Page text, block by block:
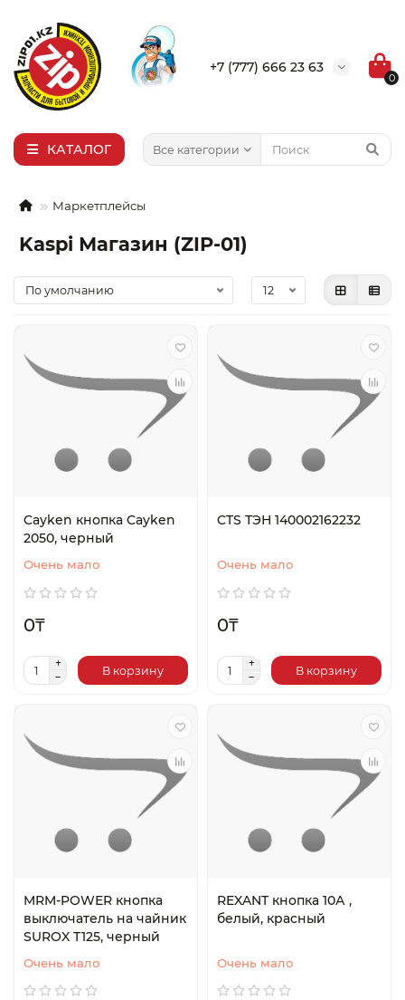
+7 (777) 666 23 63
0
КАТАЛОГ Все категории
Маркетплейсы
Kaspi Магазин (ZIP-01)
Cayken кнопка Cayken
2050, черный
Очень мало
0₸
В корзину
CTS ТЭН 140002162232
Очень мало
0₸
В корзину
MRM-POWER кнопка
выключатель на чайник
SUROX T125, черный
Очень мало
REXANT кнопка 10А ,
белый, красный
Очень мало
Выбор города
Алма-Ата
Актау